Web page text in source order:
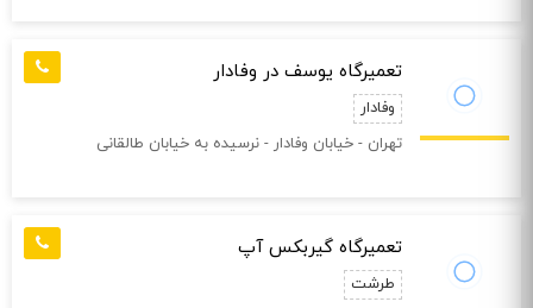
تعمیرگاه یوسف در وفادار
وفادار
تهران - خیابان وفادار - نرسیده به خیابان طالقانی
تعمیرگاه گیربکس آپ
طرشت